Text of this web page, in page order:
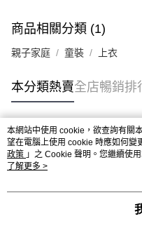
每筆HK$40.00，滿
其他國家/地區配送 (運費只供
收實際運費)
商品相關分類 (1)
親子家庭 童裝 上衣
本分類熱賣全店暢銷排
熱門標籤
熱銷排行
本網站中使用 cookie，欲查詢有關
望在電腦上使用 cookie 時應如何變
政策 」之 Cookie 聲明。您繼續使
條款之 Cookie 聲明使用 cookie。
了解更多 >